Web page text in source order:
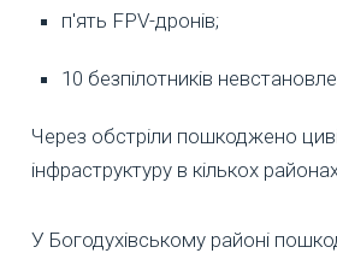
п'ять FPV-дронів;
10 безпілотників
Через обстріли пошкоджено
інфраструктуру в кількох
У Богодухівському районі